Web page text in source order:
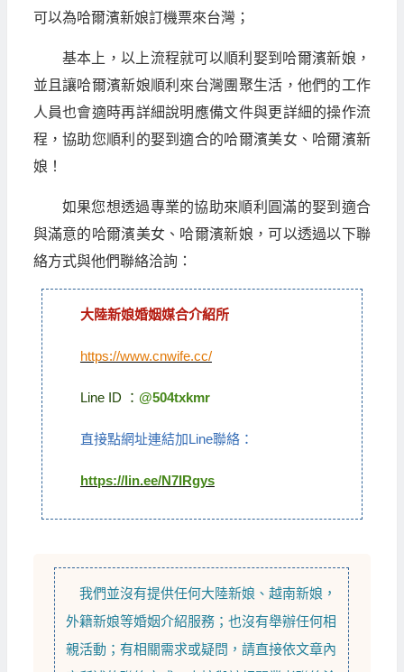
可以為哈爾濱新娘訂機票來台灣；
基本上，以上流程就可以順利娶到哈爾濱新娘，
並且讓哈爾濱新娘順利來台灣團聚生活，他們的工作
人員也會適時再詳細說明應備文件與更詳細的操作流
程，協助您順利的娶到適合的哈爾濱美女、哈爾濱新
娘！
如果您想透過專業的協助來順利圓滿的娶到適合
與滿意的哈爾濱美女、哈爾濱新娘，可以透過以下聯
絡方式與他們聯絡洽詢：
大陸新娘婚姻媒合介紹所
https://www.cnwife.cc/
Line ID ： @504txkmr
直接點網址連結加Line聯絡：
https://lin.ee/N7IRgys
我們並沒有提供任何大陸新娘 、越南新娘 ，
外籍新娘等婚姻介紹服務；也沒有舉辦任何相
親活動；有相關需求或疑問，請直接依文章內